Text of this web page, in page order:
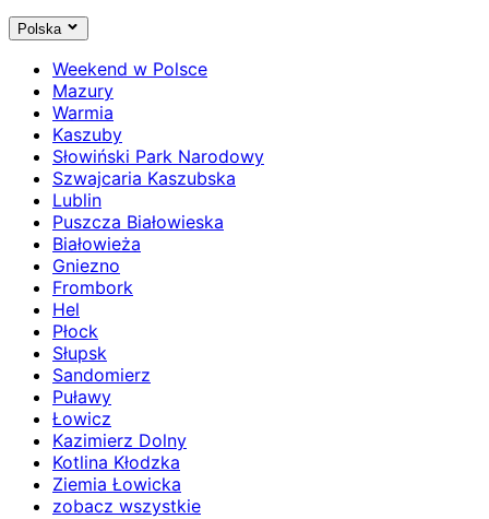
Polska
Weekend w Polsce
Mazury
Warmia
Kaszuby
Słowiński Park Narodowy
Szwajcaria Kaszubska
Lublin
Puszcza Białowieska
Białowieża
Gniezno
Frombork
Hel
Płock
Słupsk
Sandomierz
Puławy
Łowicz
Kazimierz Dolny
Kotlina Kłodzka
Ziemia Łowicka
zobacz wszystkie